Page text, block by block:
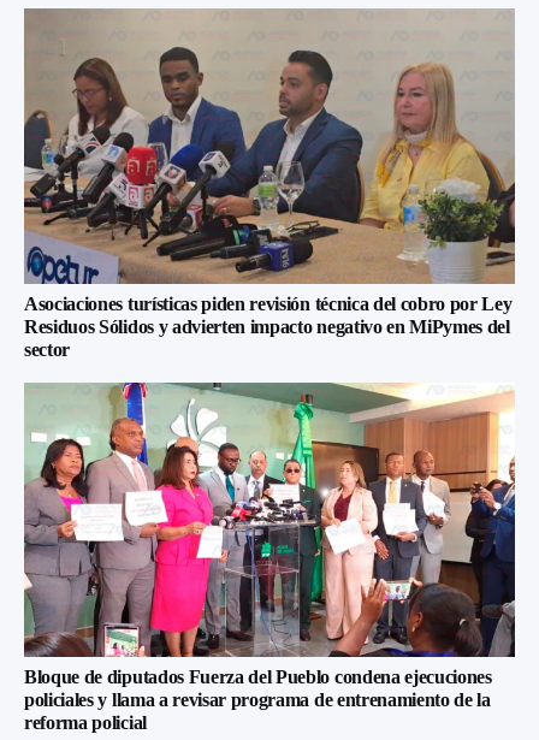
Asociaciones turísticas piden revisión técnica del cobro por Ley
Residuos Sólidos y advierten impacto negativo en MiPymes del
sector
Bloque de diputados Fuerza del Pueblo condena ejecuciones
policiales y llama a revisar programa de entrenamiento de la
reforma policial